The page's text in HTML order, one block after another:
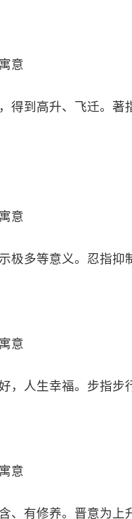
意
得到高升、飞迁。著
意
极多等意义。忍指抑
意
，人生幸福。步指步
意
、有修养。晋意为上